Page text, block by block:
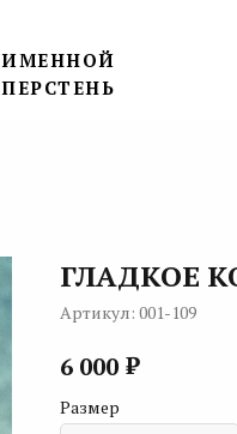
ИМЕННОЙ
ПЕРСТЕНЬ
ГЛАДКОЕ
Артикул: 001-109
6 000 ₽
Размер